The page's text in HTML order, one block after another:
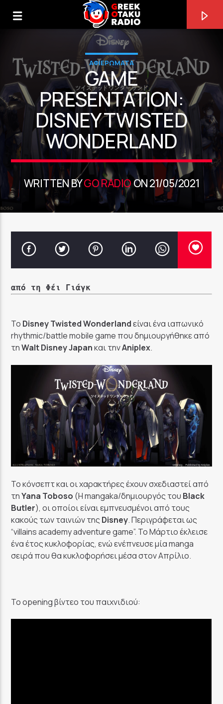
0:00
ΤΩΡΑ ΠΑΙΖΕΙ
TROUBLE MAKER [APLT]
KANIKAPILA
GoRadio
ΑΦΙΕΡΩΜΑΤΑ
GAME
PRESENTATION:
DISNEY TWISTED
WONDERLAND
WRITTEN BYGO RADIO ON 21/05/2021
από τη Φέι Γιάγκ
Το Disney Twisted Wonderlandείναι ένα ιαπωνικό
rhythmic/battle mobile game που δημιουργήθηκε από
τηWalt Disney Japanκαι τηνAniplex.
Το κόνσεπτ και οι χαρακτήρες έχουν σχεδιαστεί από
τηYana Toboso (H mangaka/δημιουργός του Black
Butler), οι οποίοι είναι εμπνευσμένοι από τους
κακούς των ταινιών της Disney. Περιγράφεται ως
“villains academy adventure game”. Το Μάρτιο έκλεισε
ένα έτος κυκλοφορίας, ενώ ενέπνευσε μία manga
σειρά που θα κυκλοφορήσει μέσα στον Απρίλιο.
Το opening βίντεο του παιχνιδιού: